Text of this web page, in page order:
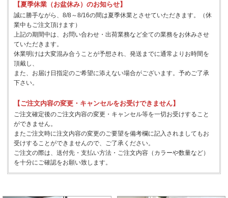
【夏季休業（お盆休み）のお知らせ】
誠に勝手ながら、8/8～8/16の間は夏季休業とさせていただきます。（休
業中もご注文頂けます）
上記の期間中は、お問い合わせ・出荷業務など全ての業務をお休みさせ
ていただきます。
休業明けは大変混み合うことが予想され、発送までに通常よりお時間を
頂戴し、
また、お届け日指定のご希望に添えない場合がございます。予めご了承
下さい。
【ご注文内容の変更・キャンセルをお受けできません】
ご注文確定後のご注文内容の変更・キャンセル等を一切お受けすること
ができません。
またご注文時に注文内容の変更のご要望を備考欄に記入されましてもお
受けすることができませんので、ご了承ください。
ご注文の際は、送付先・支払い方法・ご注文内容（カラーや数量など）
を十分にご確認をお願い致します。